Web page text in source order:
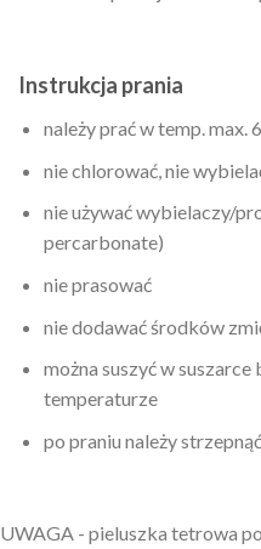
Instrukcja prania
należy prać w temp. max.
nie chlorować, nie
nie używać wybielaczy/
percarbonate)
nie prasować
nie dodawać środków
można suszyć w
temperaturze
po praniu należy strzepnąć
UWAGA - pieluszka tetrowa